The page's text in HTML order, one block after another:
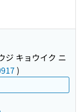
ジ キョウイク ニ
)